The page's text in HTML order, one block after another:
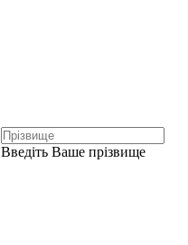
Введіть Ваше прізвище